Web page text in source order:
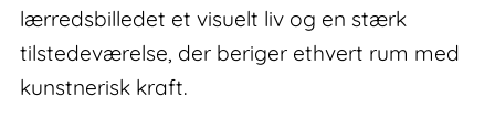
lærredsbilledet et visuelt liv og en stærk
tilstedeværelse, der beriger ethvert rum med
kunstnerisk kraft.